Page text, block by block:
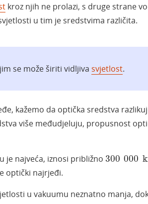
kroz njih ne prolazi, s druge strane
u tim je sredstvima različita.
se može širiti vidljiva svjetlost.
kažemo da optička sredstva
više međudjeluju, propusnost
je najveća, iznosi približno 300 000
300 000
optički najrjeđi.
u vakuumu neznatno manja,